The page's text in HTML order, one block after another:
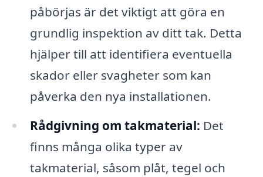
påbörjas är det viktigt att göra en
grundlig inspektion av ditt tak. Detta
hjälper till att identifiera eventuella
skador eller svagheter som kan
påverka den nya installationen.
Rådgivning om takmaterial: Det
finns många olika typer av
takmaterial, såsom plåt, tegel och